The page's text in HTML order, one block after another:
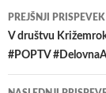
Krmarjenje
po
PREJŠNJI PRISPEVEK
V društvu
#POPTV